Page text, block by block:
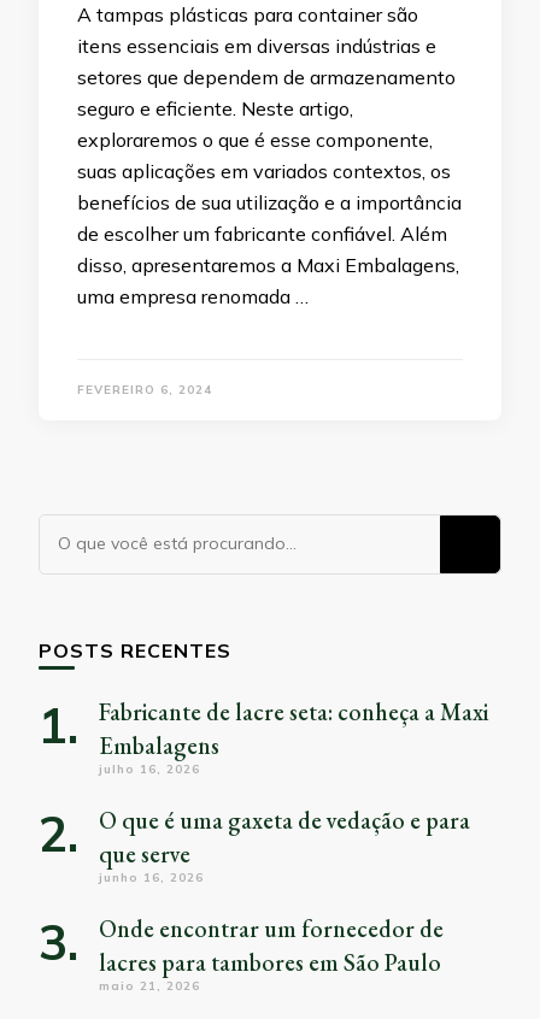
A tampas plásticas para container são
itens essenciais em diversas indústrias e
setores que dependem de armazenamento
seguro e eficiente. Neste artigo,
exploraremos o que é esse componente,
suas aplicações em variados contextos, os
benefícios de sua utilização e a importância
de escolher um fabricante confiável. Além
disso, apresentaremos a Maxi Embalagens,
uma empresa renomada …
FEVEREIRO 6, 2024
POSTS RECENTES
Fabricante de lacre seta: conheça a Maxi
Embalagens
julho 16, 2026
O que é uma gaxeta de vedação e para
que serve
junho 16, 2026
Onde encontrar um fornecedor de
lacres para tambores em São Paulo
maio 21, 2026